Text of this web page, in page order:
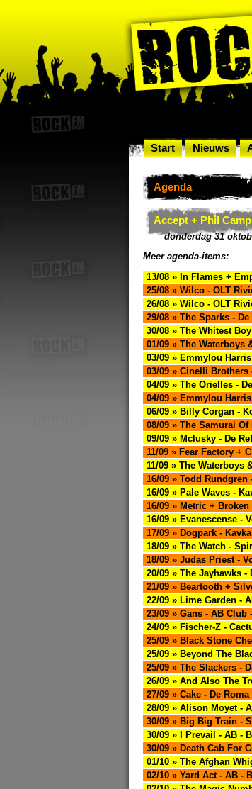
Start Nieuws
Agenda
Accept + Phil
donderdag 31
Meer agenda-items:
13/08 » In Flames +
25/08 » Wilco - OLT
26/08 » Wilco - OLT
29/08 » The Sparks -
30/08 » The Whitest
01/09 » The Waterboys
03/09 » Emmylou
03/09 » Cinelli
04/09 » The Orielles -
04/09 » Emmylou
06/09 » Billy Corgan -
08/09 » The Samurai
09/09 » Mclusky - De
11/09 » Fear Factory +
11/09 » The Waterboys
16/09 » Todd Rundgren
16/09 » Pale Waves -
16/09 » Metric +
16/09 » Evanescense -
17/09 » Dogpark -
18/09 » The Watch -
18/09 » Judas Priest -
20/09 » The Jayhawks
21/09 » Beartooth +
22/09 » Lime Garden -
23/09 » Gans - AB Club
24/09 » Fischer-Z -
25/09 » Black Stone
25/09 » Beyond The
25/09 » The Slackers -
26/09 » And Also The
27/09 » Cake - De
28/09 » Alison Moyet -
30/09 » Big Big Train -
30/09 » I Prevail - AB -
30/09 » Death Cab For
01/10 » The Afghan
02/10 » Yard Act - AB -